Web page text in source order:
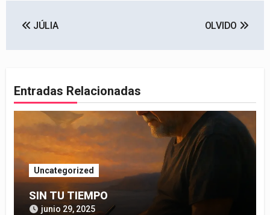
de
JÚLIA OLVIDO
Entradas Relacionadas
Uncategorized
SIN TU TIEMPO
junio 29, 2025